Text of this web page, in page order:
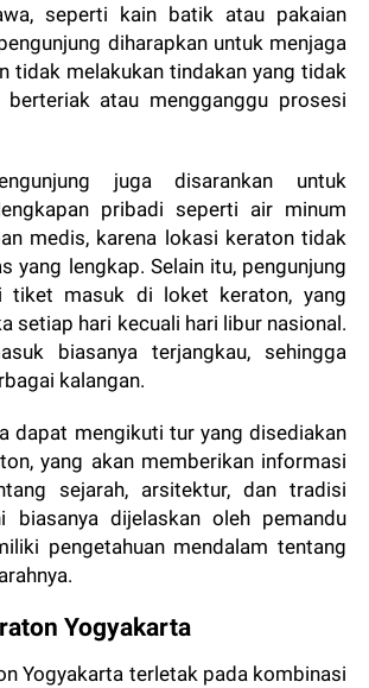
seperti kain batik atau pakaian
diharapkan untuk menjaga
tidak melakukan tindakan yang tidak
berteriak atau mengganggu prosesi
juga disarankan untuk
pribadi seperti air minum
medis, karena lokasi keraton tidak
yang lengkap. Selain itu, pengunjung
tiket masuk di loket keraton, yang
setiap hari kecuali hari libur nasional.
biasanya terjangkau, sehingga
kalangan.
dapat mengikuti tur yang disediakan
yang akan memberikan informasi
sejarah, arsitektur, dan tradisi
biasanya dijelaskan oleh pemandu
pengetahuan mendalam tentang
Yogyakarta
Yogyakarta terletak pada kombinasi